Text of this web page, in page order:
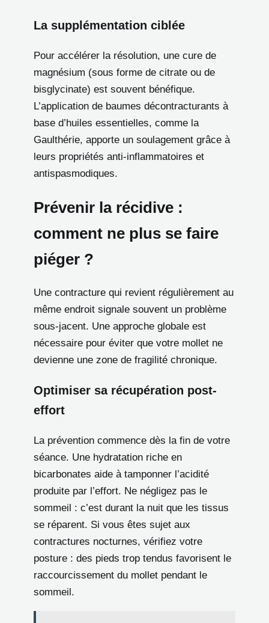
La supplémentation ciblée
Pour accélérer la résolution, une cure de
magnésium (sous forme de citrate ou de
bisglycinate) est souvent bénéfique.
L’application de baumes décontracturants à
base d’huiles essentielles, comme la
Gaulthérie, apporte un soulagement grâce à
leurs propriétés anti-inflammatoires et
antispasmodiques.
Prévenir la récidive :
comment ne plus se faire
piéger ?
Une contracture qui revient régulièrement au
même endroit signale souvent un problème
sous-jacent. Une approche globale est
nécessaire pour éviter que votre mollet ne
devienne une zone de fragilité chronique.
Optimiser sa récupération post-
effort
La prévention commence dès la fin de votre
séance. Une hydratation riche en
bicarbonates aide à tamponner l’acidité
produite par l’effort. Ne négligez pas le
sommeil : c’est durant la nuit que les tissus
se réparent. Si vous êtes sujet aux
contractures nocturnes, vérifiez votre
posture : des pieds trop tendus favorisent le
raccourcissement du mollet pendant le
sommeil.